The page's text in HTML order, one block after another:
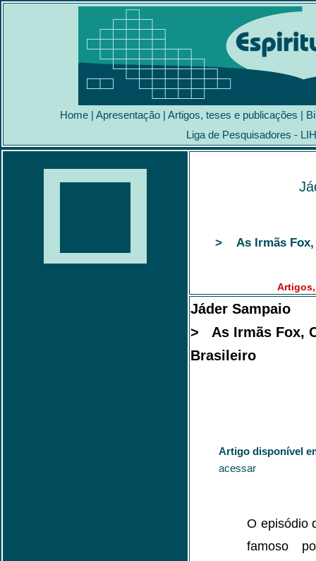
Home | Apresentação | Artigos, teses e publicações |
Liga de Pesquisadores -
> As Irmãs Fox,
Jáder Sampaio
> As Irmãs Fox,
Brasileiro
Artigo disponível
acessar
O episódio
famoso